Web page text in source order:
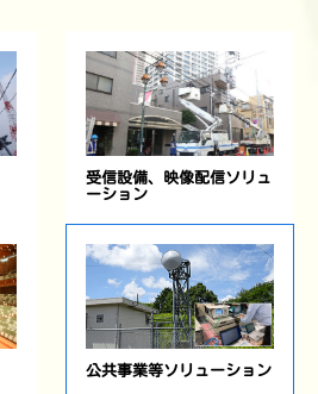
受信設備、映像配信ソリュ
ーション
公共事業等ソリューション